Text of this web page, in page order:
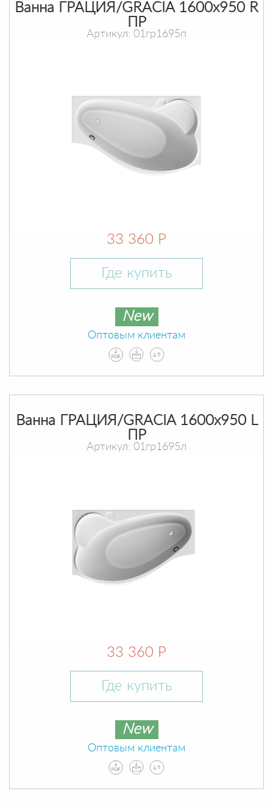
Ванна ГРАЦИЯ/GRACIA 1600х950 R
ПР
Артикул: 01гр1695п
33 360 Р
Где купить
New
Оптовым клиентам
Ванна ГРАЦИЯ/GRACIA 1600х950 L
ПР
Артикул: 01гр1695л
33 360 Р
Где купить
New
Оптовым клиентам